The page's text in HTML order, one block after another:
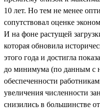
10 лет. Но тем не менее
сопутствовал оценке
И на фоне растущей
которая обновила
этого года и достигла
до минимума (по данным с
обеспеченности
увеличения численности
снизились в большинстве